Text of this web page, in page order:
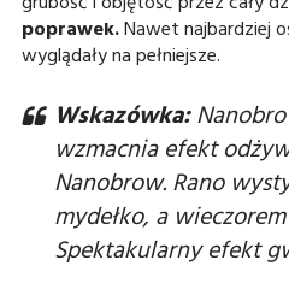
poprawek.Nawet najbardziej
wyglądały na pełniejsze.
Wskazówka:
wzmacnia efekt
Nanobrow. Rano
mydełko, a
Spektakularny efekt